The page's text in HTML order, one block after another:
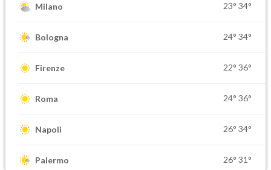
Milano 23° 34°
Bologna 24° 34°
Firenze 22° 36°
Roma 24° 36°
Napoli 26° 34°
Palermo 26° 31°